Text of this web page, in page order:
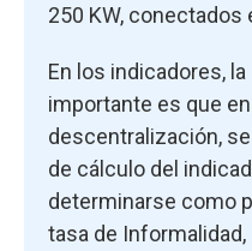
250 KW, conectados
En los indicadores,
importante es que
descentralización,
de cálculo del
determinarse como
tasa de